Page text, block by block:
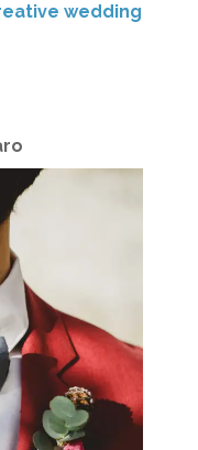
wedding